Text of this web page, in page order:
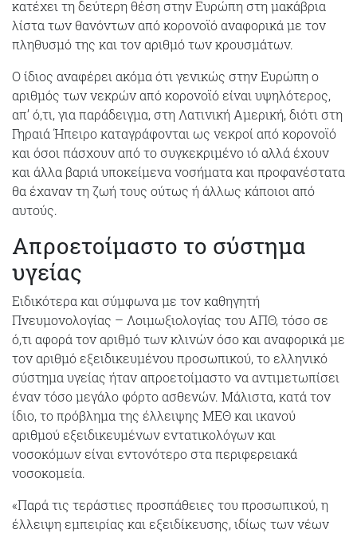
κατέχει τη δεύτερη θέση στην Ευρώπη στη μακάβρια
λίστα των θανόντων από κορονοϊό αναφορικά με τον
πληθυσμό της και τον αριθμό των κρουσμάτων.
Ο ίδιος αναφέρει ακόμα ότι γενικώς στην Ευρώπη ο
αριθμός των νεκρών από κορονοϊό είναι υψηλότερος,
απ’ ό,τι, για παράδειγμα, στη Λατινική Αμερική, διότι στη
Γηραιά Ήπειρο καταγράφονται ως νεκροί από κορονοϊό
και όσοι πάσχουν από το συγκεκριμένο ιό αλλά έχουν
και άλλα βαριά υποκείμενα νοσήματα και προφανέστατα
θα έχαναν τη ζωή τους ούτως ή άλλως κάποιοι από
αυτούς.
Απροετοίμαστο το σύστημα
υγείας
Ειδικότερα και σύμφωνα με τον καθηγητή
Πνευμονολογίας – Λοιμωξιολογίας του ΑΠΘ, τόσο σε
ό,τι αφορά τον αριθμό των κλινών όσο και αναφορικά με
τον αριθμό εξειδικευμένου προσωπικού, το ελληνικό
σύστημα υγείας ήταν απροετοίμαστο να αντιμετωπίσει
έναν τόσο μεγάλο φόρτο ασθενών. Μάλιστα, κατά τον
ίδιο, το πρόβλημα της έλλειψης ΜΕΘ και ικανού
αριθμού εξειδικευμένων εντατικολόγων και
νοσοκόμων είναι εντονότερο στα περιφερειακά
νοσοκομεία.
«Παρά τις τεράστιες προσπάθειες του προσωπικού, η
έλλειψη εμπειρίας και εξειδίκευσης, ιδίως των νέων